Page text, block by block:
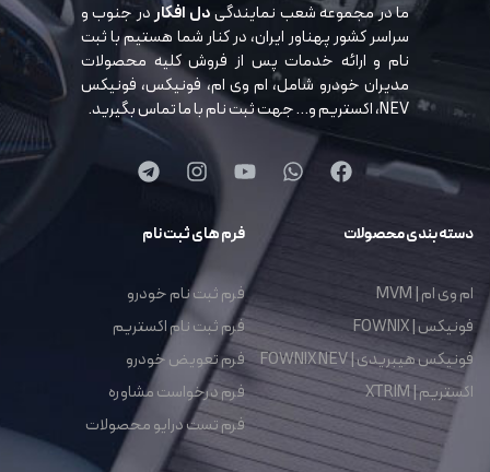
ما در مجموعه شعب نمایندگیدل افکاردر جنوب و
سراسر کشور پهناور ایران، در کنار شما هستیم با ثبت
نام و ارائه خدمات پس از فروش کلیه محصولات
مدیران خودرو شامل، ام وی ام، فونیکس، فونیکس
NEV، اکستریم و… جهت ثبت نام با ما تماس بگیرید.
دسته بندی محصولات
ام وی ام | MVM
فونیکس | FOWNIX
فونیکس هیبریدی | FOWNIX NEV
اکستریم | XTRIM
فرم های ثبت نام
فرم ثبت نام خودرو
فرم ثبت نام اکستریم
فرم تعویض خودرو
فرم درخواست مشاوره
فرم تست درایو محصولات